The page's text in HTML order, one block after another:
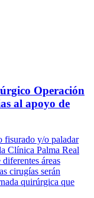
Operación
al apoyo de
fisurado y/o paladar
Clínica Palma Real
áreas
cirugías serán
quirúrgica que